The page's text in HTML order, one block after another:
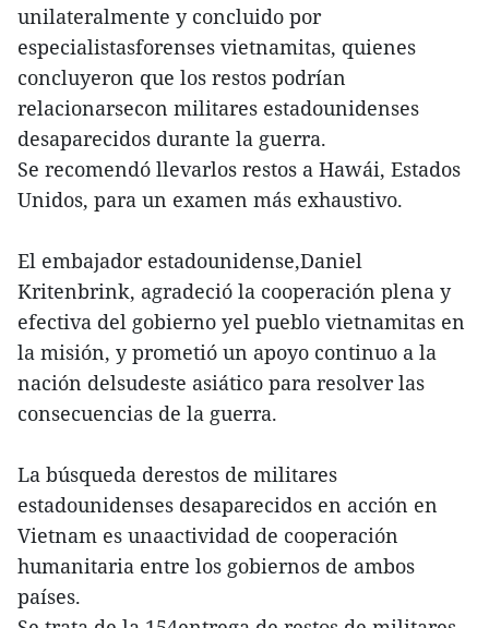
unilateralmente y concluido por
especialistasforenses vietnamitas, quienes
concluyeron que los restos podrían
relacionarsecon militares estadounidenses
desaparecidos durante la guerra.
Se recomendó llevarlos restos a Hawái, Estados
Unidos, para un examen más exhaustivo.
El embajador estadounidense,Daniel
Kritenbrink, agradeció la cooperación plena y
efectiva del gobierno yel pueblo vietnamitas en
la misión, y prometió un apoyo continuo a la
nación delsudeste asiático para resolver las
consecuencias de la guerra.
La búsqueda derestos de militares
estadounidenses desaparecidos en acción en
Vietnam es unaactividad de cooperación
humanitaria entre los gobiernos de ambos
países.